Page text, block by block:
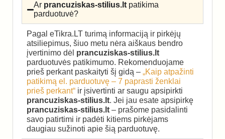
Ar prancuziskas-stilius.lt patikima
parduotuvė?
Pagal eTikra.LT turimą informaciją ir pirkėjų
atsiliepimus, šiuo metu nėra aiškaus bendro
įvertinimo dėl prancuziskas-stilius.lt
parduotuvės patikimumo. Rekomenduojame
prieš perkant paskaityti šį gidą – „Kaip atpažinti
patikimą el. parduotuvę – 7 paprasti ženklai
prieš perkant“ ir įsivertinti ar saugu apsipirkti
prancuziskas-stilius.lt. Jei jau esate apsipirkę
prancuziskas-stilius.lt – prašome pasidalinti
savo patirtimi ir padėti kitiems pirkėjams
daugiau sužinoti apie šią parduotuvę.